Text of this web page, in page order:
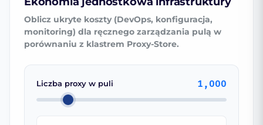
Oblicz ukryte koszty (DevOps, konfiguracja,
monitoring) dla ręcznego zarządzania pulą w
porównaniu z klastrem Proxy-Store.
Liczba proxy w puli 1,000